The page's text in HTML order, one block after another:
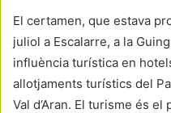
El certamen, que estava
juliol a Escalarre, a la
influència turística en
allotjaments turístics del
Val d’Aran. El turisme és